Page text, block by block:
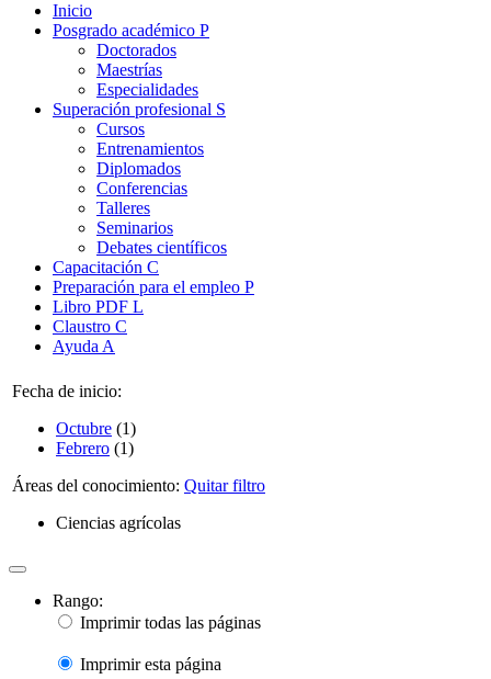
Inicio
Posgrado académico P
Doctorados
Maestrías
Especialidades
Superación profesional S
Cursos
Entrenamientos
Diplomados
Conferencias
Talleres
Seminarios
Debates científicos
Capacitación C
Preparación para el empleo P
Libro PDF L
Claustro C
Ayuda A
Fecha de inicio:
Octubre (1)
Febrero (1)
Áreas del conocimiento: Quitar filtro
Ciencias agrícolas
Rango:
Imprimir todas las páginas
Imprimir esta página